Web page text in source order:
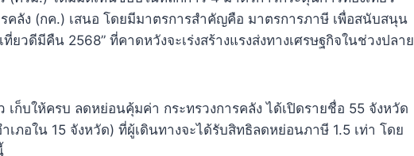
คลัง (กค.) เสนอ โดยมีมาตรการสำคัญคือ มาตรการภาษี เพื่อสนับสนุน
ที่ยวดีมีคืน 2568” ที่คาดหวังจะเร่งสร้างแรงส่งทางเศรษฐกิจในช่วงปลาย
เก็บให้ครบ ลดหย่อนคุ้มค่า กระทรวงการคลัง ได้เปิดรายชื่อ 55 จังหวัด
เภอใน 15 จังหวัด) ที่ผู้เดินทางจะได้รับสิทธิลดหย่อนภาษี 1.5 เท่า โดย